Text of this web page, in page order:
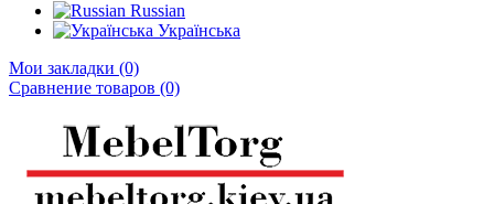
Russian
Українська
Мои закладки (0)
Сравнение товаров (0)